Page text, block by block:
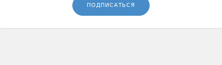
ПОДПИСАТЬСЯ